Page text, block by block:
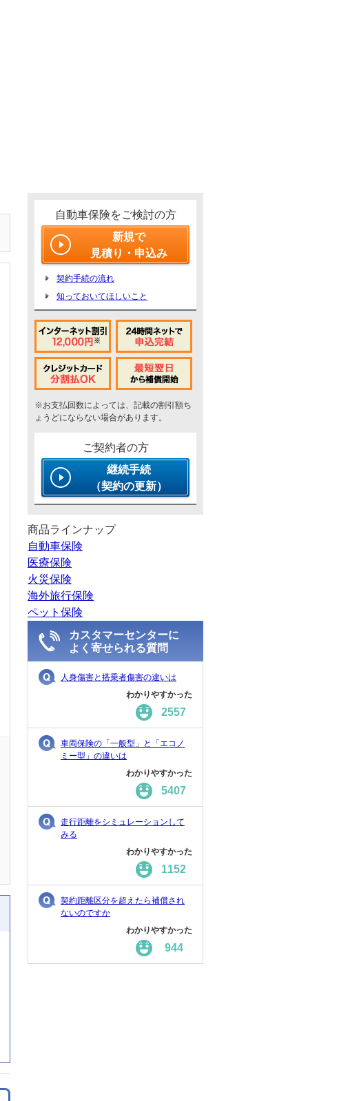
自動車保険をご検討の方
新規で
見積り・申込み
契約手続の流れ
知っておいてほしいこと
※お支払回数によっては、記載の割引額ち
ょうどにならない場合があります。
ご契約者の方
継続手続
（契約の更新）
商品ラインナップ
自動車保険
医療保険
火災保険
海外旅行保険
ペット保険
カスタマーセンターに
よく寄せられる質問
人身傷害と搭乗者傷害の違いは
わかりやすかった
2557
車両保険の「一般型」と「エコノ
ミー型」の違いは
わかりやすかった
5407
走行距離をシミュレーションして
みる
わかりやすかった
1152
契約距離区分を超えたら補償され
ないのですか
わかりやすかった
944